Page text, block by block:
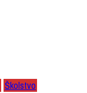
Školstvo